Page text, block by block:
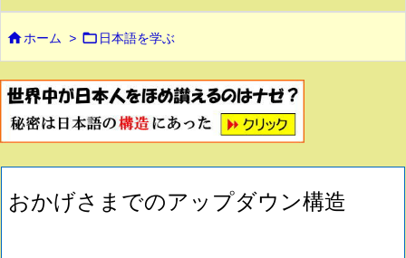
ホーム >  日本語を学ぶ
おかげさまでのアップダウン構造